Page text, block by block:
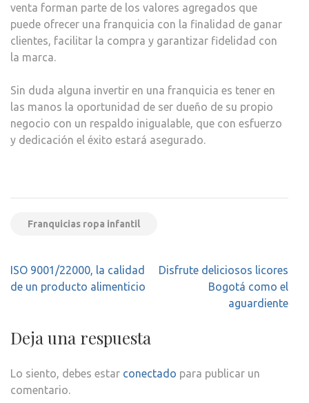
venta forman parte de los valores agregados que
puede ofrecer una franquicia con la finalidad de ganar
clientes, facilitar la compra y garantizar fidelidad con
la marca.
Sin duda alguna invertir en una franquicia es tener en
las manos la oportunidad de ser dueño de su propio
negocio con un respaldo inigualable, que con esfuerzo
y dedicación el éxito estará asegurado.
Franquicias ropa infantil
Navegación
de
ISO 9001/22000, la calidad
de un producto alimenticio
Disfrute deliciosos licores
Bogotá como el
aguardiente
Deja una respuesta
Lo siento, debes estar conectado para publicar un
comentario.